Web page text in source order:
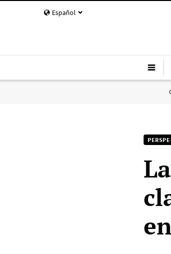
Español